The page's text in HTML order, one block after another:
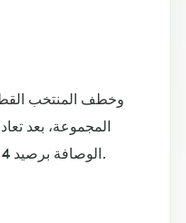
وخطف المنتخب
الوصافة برصيد 4 نقاط بفارق الأهداف عن الكويت.